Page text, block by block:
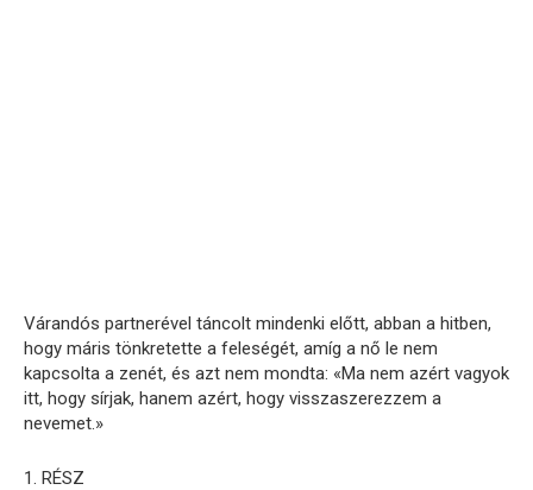
Várandós partnerével táncolt mindenki előtt, abban a hitben,
hogy máris tönkretette a feleségét, amíg a nő le nem
kapcsolta a zenét, és azt nem mondta: «Ma nem azért vagyok
itt, hogy sírjak, hanem azért, hogy visszaszerezzem a
nevemet.»
1. RÉSZ